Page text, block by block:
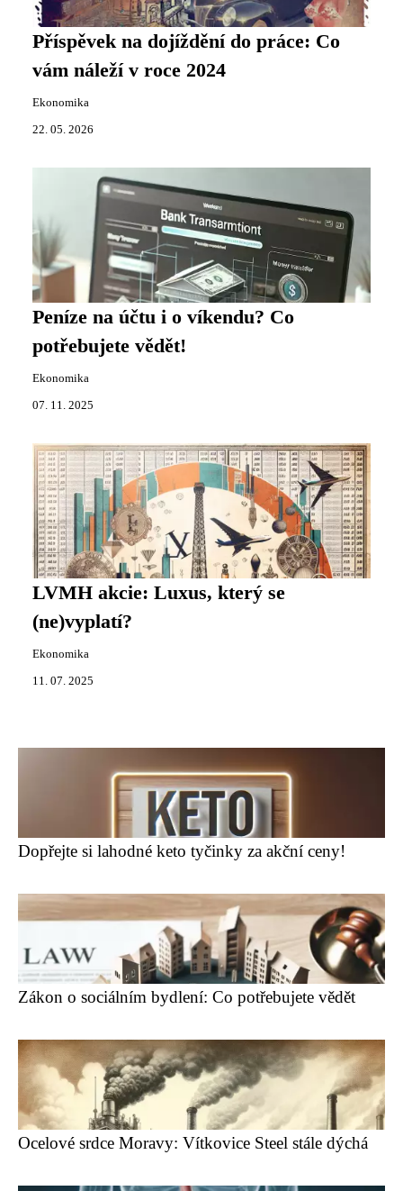
Příspěvek na dojíždění do práce: Co
vám náleží v roce 2024
Ekonomika
22. 05. 2026
Peníze na účtu i o víkendu? Co
potřebujete vědět!
Ekonomika
07. 11. 2025
LVMH akcie: Luxus, který se
(ne)vyplatí?
Ekonomika
11. 07. 2025
Dopřejte si lahodné keto tyčinky za akční ceny!
Zákon o sociálním bydlení: Co potřebujete vědět
Ocelové srdce Moravy: Vítkovice Steel stále dýchá